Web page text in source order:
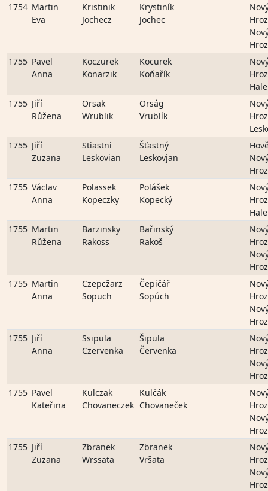
1754 Martin
Eva
Kristinik
Jochecz
Krystiník
Jochec
1755 Pavel
Anna
Koczurek
Konarzik
Kocurek
Koňařík
1755 Jiří
Růžena
Orsak
Wrublik
Orság
Vrublík
1755 Jiří
Zuzana
Stiastni
Leskovian
Šťastný
Leskovjan
1755 Václav
Anna
Polassek
Kopeczky
Polášek
Kopecký
1755 Martin
Růžena
Barzinsky
Rakoss
Bařinský
Rakoš
1755 Martin
Anna
Czepcžarz
Sopuch
Čepičář
Sopúch
1755 Jiří
Anna
Ssipula
Czervenka
Šipula
Červenka
1755 Pavel
Kateřina
Kulczak
Chovaneczek
Kulčák
Chovaneček
1755 Jiří
Zuzana
Zbranek
Wrssata
Zbranek
Vršata